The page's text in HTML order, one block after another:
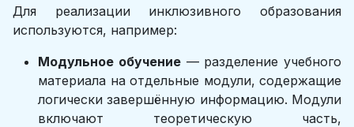
Для реализации инклюзивного образования
используются, например:
Модульное обучение— разделение учебного
материала на отдельные модули, содержащие
логически завершённую информацию. Модули
включают теоретическую часть,